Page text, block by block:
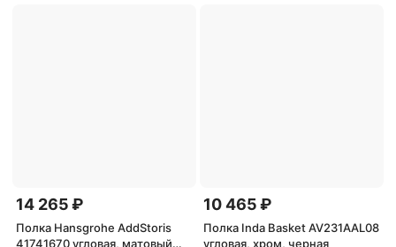
14 265 ₽
Полка Hansgrohe AddStoris
41741670 угловая, матовый
10 465 ₽
Полка Inda Basket AV231AAL08
угловая, хром, черная